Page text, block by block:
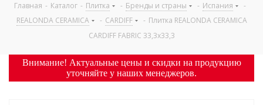
Главная - Каталог - Плитка - Бренды и страны - Испания
-
REALONDA CERAMICA
- CARDIFF - Плитка REALONDA CERAMICA
CARDIFF FABRIC 33,3х33,3
Внимание! Актуальные цены и скидки на продукцию
уточняйте у наших менеджеров.